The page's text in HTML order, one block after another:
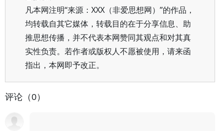
凡本网注明“来源：XXX（非爱思想网）”的作品，
均转载自其它媒体，转载目的在于分享信息、助
推思想传播，并不代表本网赞同其观点和对其真
实性负责。若作者或版权人不愿被使用，请来函
指出，本网即予改正。
评论（0）